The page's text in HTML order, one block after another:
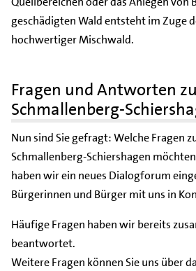
geschädigten Wald entsteht im Zuge
hochwertiger Mischwald.
Fragen und Antworten
Schmallenberg-
Nun sind Sie gefragt: Welche Fragen
Schmallenberg-Schiershagen
haben wir ein neues Dialogforum
Bürgerinnen und Bürger mit uns in
Häufige Fragen haben wir bereits
beantwortet.
Weitere Fragen können Sie uns über